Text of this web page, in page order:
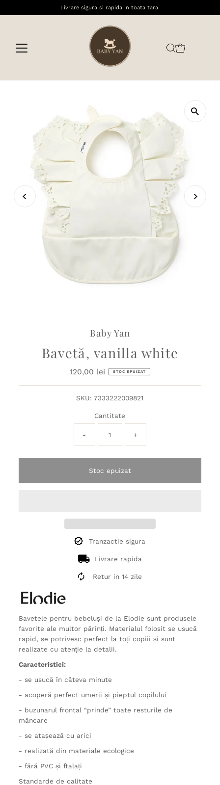
Livrare sigura si rapida in toata tara.
Baby Yan
Bavetă, vanilla white
Preț
120,00 lei STOC EPUIZAT
SKU: 7333222009821
Cantitate
- +
Stoc epuizat
Tranzactie sigura
Livrare rapida
Retur in 14 zile
Bavetele pentru bebeluși de la Elodie sunt produsele
favorite ale multor părinți. Materialul folosit se usucă
rapid, se potrivesc perfect la toți copiii și sunt
realizate cu atenție la detalii.
Caracteristici:
- se usucă în câteva minute
- acoperă perfect umerii și pieptul copilului
- buzunarul frontal “prinde” toate resturile de
mâncare
- se atașează cu arici
- realizată din materiale ecologice
- fără PVC și ftalați
Standarde de calitate